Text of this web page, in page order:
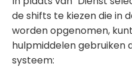
de shifts te kiezen die in
worden opgenomen,
hulpmiddelen gebruiken
systeem: